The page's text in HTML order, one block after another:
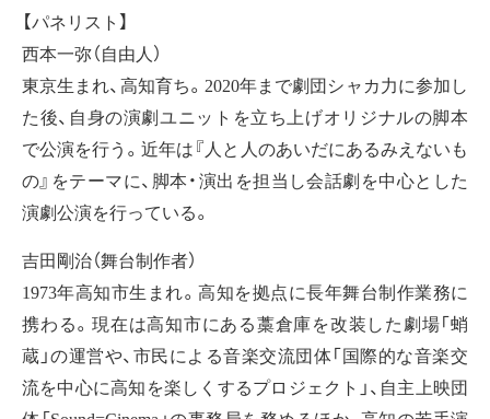
【パネリスト】
西本一弥（自由人）
東京生まれ、高知育ち。2020年まで劇団シャカ力に参加し
た後、自身の演劇ユニットを立ち上げオリジナルの脚本
で公演を行う。近年は『人と人のあいだにあるみえないも
の』をテーマに、脚本・演出を担当し会話劇を中心とした
演劇公演を行っている。
吉田剛治（舞台制作者）
1973年高知市生まれ。高知を拠点に⻑年舞台制作業務に
携わる。現在は高知市にある藁倉庫を改装した劇場「蛸
蔵」の運営や、市⺠による音楽交流団体「国際的な音楽交
流を中心に高知を楽しくするプロジェクト」、自主上映団